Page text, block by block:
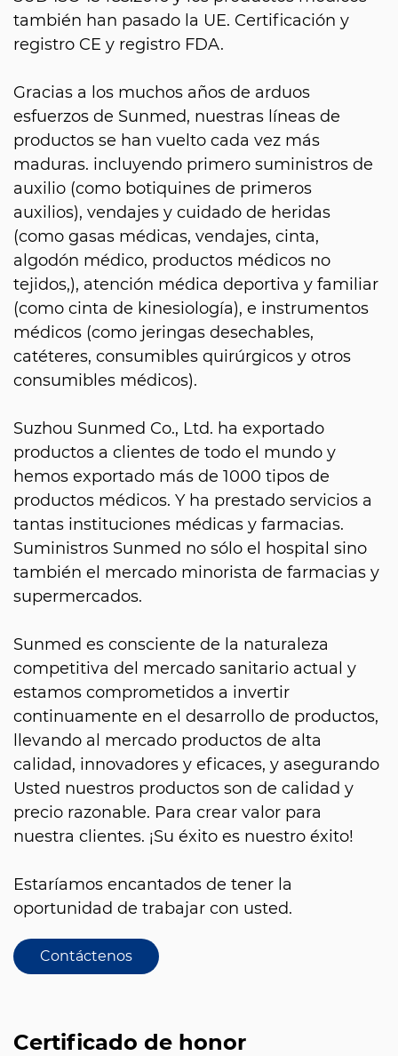
también han pasado la UE. Certificación y
registro CE y registro FDA.
Gracias a los muchos años de arduos
esfuerzos de Sunmed, nuestras líneas de
productos se han vuelto cada vez más
maduras. incluyendo primero suministros de
auxilio (como botiquines de primeros
auxilios), vendajes y cuidado de heridas
(como gasas médicas, vendajes, cinta,
algodón médico, productos médicos no
tejidos,), atención médica deportiva y familiar
(como cinta de kinesiología), e instrumentos
médicos (como jeringas desechables,
catéteres, consumibles quirúrgicos y otros
consumibles médicos).
Suzhou Sunmed Co., Ltd. ha exportado
productos a clientes de todo el mundo y
hemos exportado más de 1000 tipos de
productos médicos. Y ha prestado servicios a
tantas instituciones médicas y farmacias.
Suministros Sunmed no sólo el hospital sino
también el mercado minorista de farmacias y
supermercados.
Sunmed es consciente de la naturaleza
competitiva del mercado sanitario actual y
estamos comprometidos a invertir
continuamente en el desarrollo de productos,
llevando al mercado productos de alta
calidad, innovadores y eficaces, y asegurando
Usted nuestros productos son de calidad y
precio razonable. Para crear valor para
nuestra clientes. ¡Su éxito es nuestro éxito!
Estaríamos encantados de tener la
oportunidad de trabajar con usted.
Contáctenos
Certificado de honor